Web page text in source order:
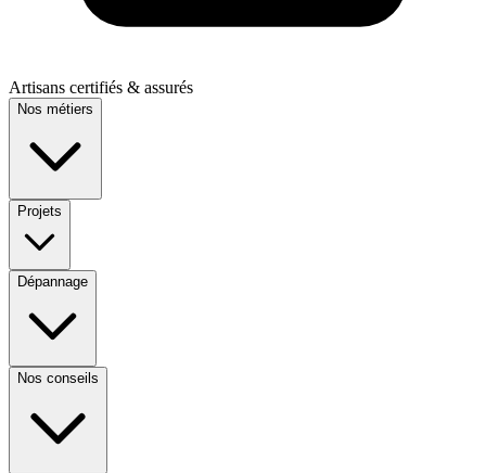
Artisans certifiés & assurés
Nos métiers
Projets
Dépannage
Nos conseils